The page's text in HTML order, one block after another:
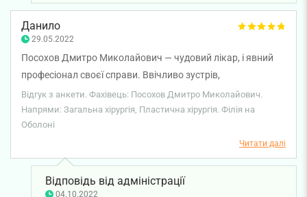
здоров'я!
Данило
29.05.2022
Посохов Дмитро Миколайович — чудовий лікар, і явний
професіонал своєї справи. Ввічливо зустрів,
супроводжував бесідою всю процедуру та максимально
якісно виконав свою роботу. Рекомендую як спеціаліста у
своїй справі.
Відгук з анкети. Фахівець: Посохов Дмитро Миколайович.
Напрями: Загальна хірургія, Пластична хірургія. Філія на
Оболоні
Читати далі
Відповідь від адміністрації
04.10.2022